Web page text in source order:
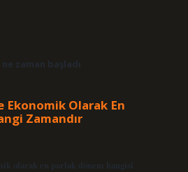
zaman başladı
Ekonomik Olarak En
Zamandır
olarak en parlak dönem hangisi